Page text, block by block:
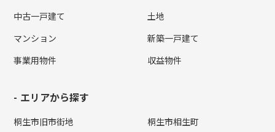
中古一戸建て
土地
マンション
新築一戸建て
事業用物件
収益物件
エリアから探す
桐生市旧市街地
桐生市相生町